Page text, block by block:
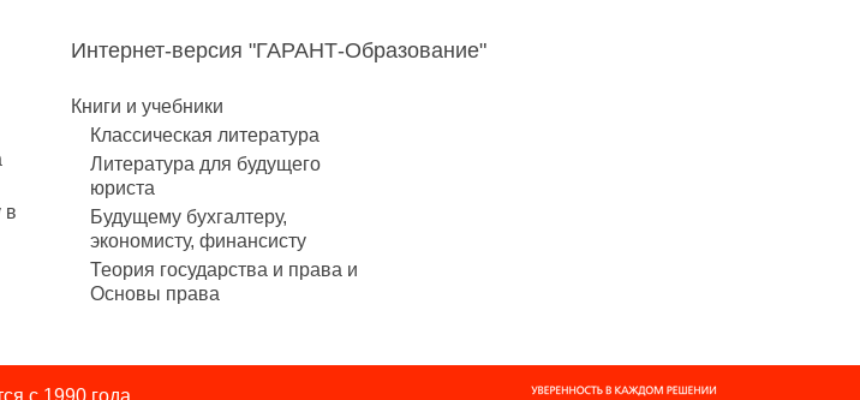
в
Интернет-версия "ГАРАНТ-Образование"
Книги и учебники
Классическая литература
Литература для будущего
юриста
Будущему бухгалтеру,
экономисту, финансисту
Теория государства и права и
Основы права